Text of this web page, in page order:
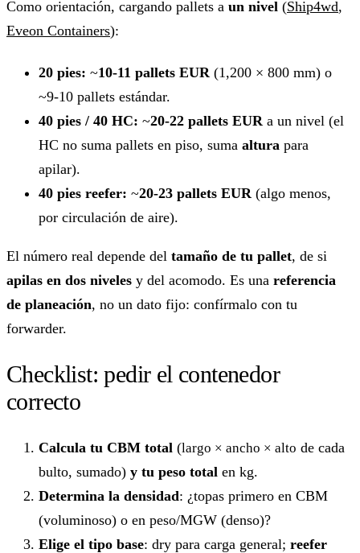
Como orientación, cargando pallets a un nivel (Ship4wd,
Eveon Containers):
20 pies: ~10-11 pallets EUR(1,200 × 800 mm) o
~9-10 pallets estándar.
40 pies / 40 HC: ~20-22 pallets EURa un nivel (el
HC no suma pallets en piso, suma altura para
apilar).
40 pies reefer: ~20-23 pallets EUR(algo menos,
por circulación de aire).
El número real depende del tamaño de tu pallet, de si
apilas en dos niveles y del acomodo. Es una referencia
de planeación, no un dato fijo: confírmalo con tu
forwarder.
Checklist: pedir el contenedor
correcto
Calcula tu CBM total (largo × ancho × alto de cada
bulto, sumado) y tu peso total en kg.
Determina la densidad: ¿topas primero en CBM
(voluminoso) o en peso/MGW (denso)?
Elige el tipo base: dry para carga general; reefer